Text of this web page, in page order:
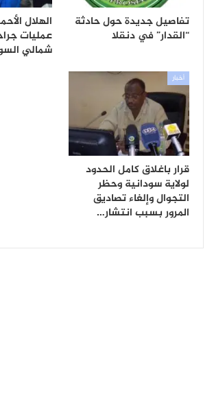
تفاصيل جديدة حول حادثة
“القدار” في دنقلا
الهلال
عمليات
شمالي
أخبار
قرار باغلاق كامل الحدود
لولاية سودانية وحظر
التجوال وإلغاء تصاديق
المرور بسبب انتشار…